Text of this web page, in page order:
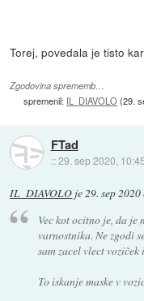
Torej, povedala je tisto
Zgodovina sprememb…
spremenil: IL_DIAVOLO(29.
FTad
::29. sep 2020, 10:45
IL_DIAVOLO je29. sep
Vec kot ocitno je, da je
varnostnika. Ne zgodi
sam zacel vlect
To iskanje maske v